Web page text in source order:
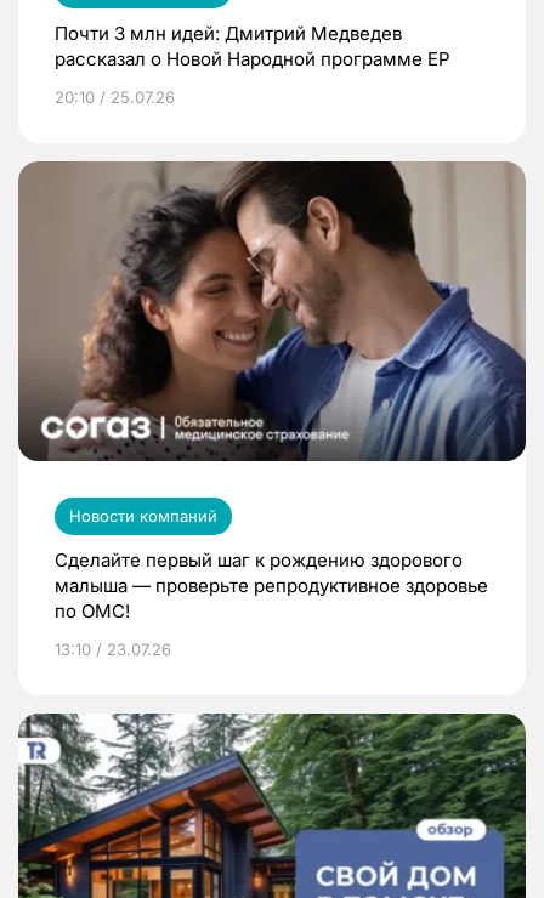
Почти 3 млн идей: Дмитрий Медведев
рассказал о Новой Народной программе ЕР
20:10 / 25.07.26
Новости компаний
Сделайте первый шаг к рождению здорового
малыша — проверьте репродуктивное здоровье
по ОМС!
13:10 / 23.07.26